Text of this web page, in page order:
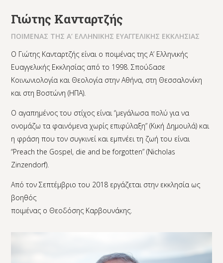
Γιώτης Κανταρτζής
ΠΟΙΜΕΝΑΣ ΤΗΣ Α’ ΕΛΛΗΝΙΚΗΣ ΕΥΑΓΓΕΛΙΚΗΣ ΕΚΚΛΗΣΙΑΣ
Ο Γιώτης Κανταρτζής είναι ο ποιμένας της Α’ Ελληνικής
Ευαγγελικής Εκκλησίας από το 1998. Σπούδασε
Κοινωνιολογία και Θεολογία στην Αθήνα, στη Θεσσαλονίκη
και στη Βοστώνη (ΗΠΑ).
Ο αγαπημένος του στίχος είναι “μεγάλωσα πολύ για να
ονομάζω τα φαινόμενα χωρίς επιφύλαξη” (Κική Δημουλά) και
η φράση που τον συγκινεί και εμπνέει τη ζωή του είναι
“Preach the Gospel, die and be forgotten” (Nicholas
Zinzendorf).
Από τον Σεπτέμβριο του 2018 εργάζεται στην εκκλησία ως
βοηθός
ποιμένας ο Θεοδόσης Καρβουνάκης.